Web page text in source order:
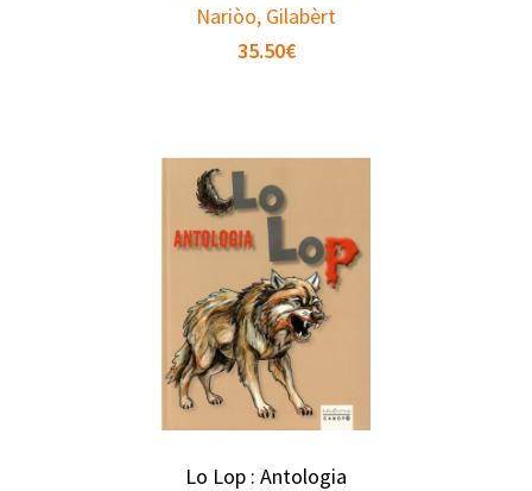
Nariòo, Gilabèrt
35.50€
Lo Lop : Antologia